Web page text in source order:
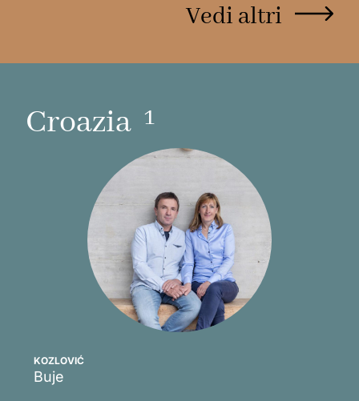
Vedi altri
Croazia 1
KOZLOVIĆ
Buje